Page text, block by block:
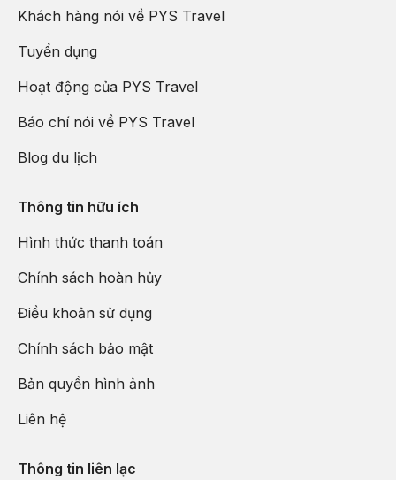
Khách hàng nói về PYS Travel
Tuyển dụng
Hoạt động của PYS Travel
Báo chí nói về PYS Travel
Blog du lịch
Thông tin hữu ích
Hình thức thanh toán
Chính sách hoàn hủy
Điều khoản sử dụng
Chính sách bảo mật
Bản quyền hình ảnh
Liên hệ
Thông tin liên lạc